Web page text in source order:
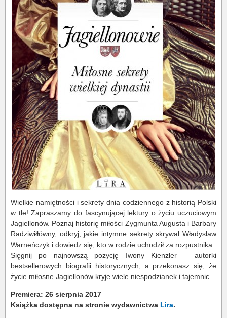
Wielkie namiętności i sekrety dnia codziennego z historią Polski
w tle! Zapraszamy do fascynującej lektury o życiu uczuciowym
Jagiellonów. Poznaj historię miłości Zygmunta Augusta i Barbary
Radziwiłłówny, odkryj, jakie intymne sekrety skrywał Władysław
Warneńczyk i dowiedz się, kto w rodzie uchodził za rozpustnika.
Sięgnij po najnowszą pozycję Iwony Kienzler – autorki
bestsellerowych biografii historycznych, a przekonasz się, że
życie miłosne Jagiellonów kryje wiele niespodzianek i tajemnic.
Premiera: 26 sierpnia 2017
Książka dostępna na stronie wydawnictwa Lira.